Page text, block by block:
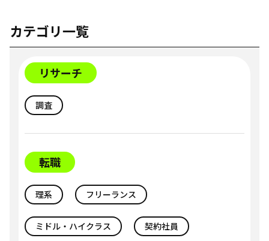
カテゴリ一覧
リサーチ
調査
転職
理系 フリーランス
ミドル・ハイクラス 契約社員